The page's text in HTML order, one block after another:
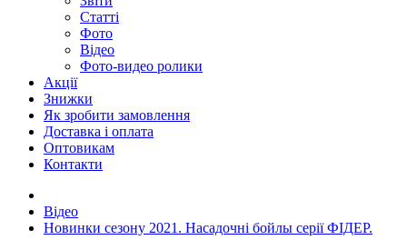
Статті
Фото
Відео
Фото-видео ролики
Акції
Знижки
Як зробити замовлення
Доставка і оплата
Оптовикам
Контакти
Відео
Новинки сезону 2021. Насадочні бойлы серії ФІДЕР.